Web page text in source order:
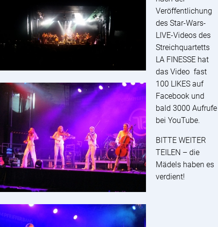
Veröffentlichung
des Star-Wars-
LIVE-Videos des
Streichquartetts
LA FINESSE hat
das Video fast
100 LIKES auf
Facebook und
bald 3000 Aufrufe
bei YouTube.
BITTE WEITER
TEILEN – die
Mädels haben es
verdient!